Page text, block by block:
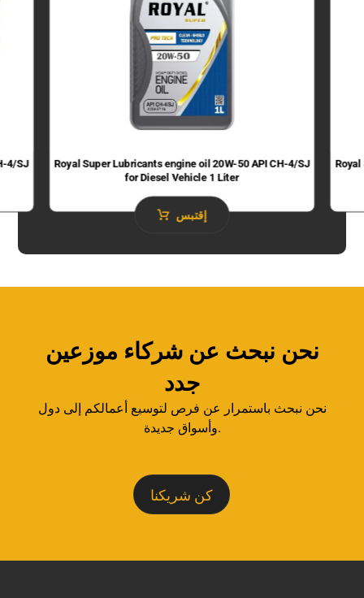
4/SJ
Royal Super Lubricants engine oil 20W-50 API CH-4/SJ
for Diesel Vehicle 1 Liter
إقتبس
نحن نبحث عن شركاء موزعين
جدد
نحن نبحث باستمرار عن فرص لتوسيع أعمالكم إلى دول
وأسواق جديدة.
كن شريكنا